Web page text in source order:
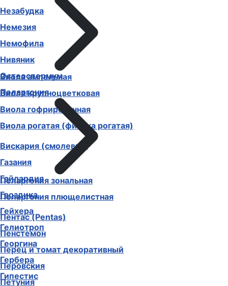
Виола ампельная
Виола крупноцветковая
Виола гофрированная
Виола рогатая (фиалка рогатая)
Вискария (смолевка)
Газания
Гайлардия
Гвоздика
Гейхера
Гелиотроп
Георгина
Гербера
Гипестис
Незабудка
Немезия
Немофила
Нивяник
Остеоспермум
Пеларгония
Пеларгония зональная
Пеларгония плющелистная
Пентас (Pentas)
Пенстемон
Перец и томат декоративный
Перовския
Петуния